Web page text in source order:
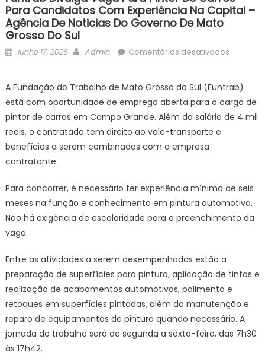
Para Candidatos Com Experiência Na Capital –
Agência De Noticias Do Governo De Mato
Grosso Do Sul
Posted
junho 17, 2026 Author
Admin Comentários desativadosem
vaga
para
pintor
com
na
de
Governo
de
Mato
A Fundação do Trabalho de Mato Grosso do Sul (Funtrab)
está com oportunidade de emprego aberta para o cargo de
pintor de carros em Campo Grande. Além do salário de 4 mil
reais, o contratado tem direito ao vale-transporte e
benefícios a serem combinados com a empresa
contratante.
Para concorrer, é necessário ter experiência mínima de seis
meses na função e conhecimento em pintura automotiva.
Não há exigência de escolaridade para o preenchimento da
vaga.
Entre as atividades a serem desempenhadas estão a
preparação de superfícies para pintura, aplicação de tintas e
realização de acabamentos automotivos, polimento e
retoques em superfícies pintadas, além da manutenção e
reparo de equipamentos de pintura quando necessário. A
jornada de trabalho será de segunda a sexta-feira, das 7h30
às 17h42.